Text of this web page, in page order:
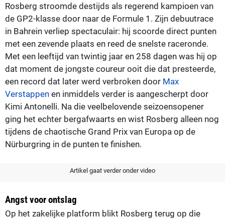
Rosberg stroomde destijds als regerend kampioen van
de GP2-klasse door naar de Formule 1. Zijn debuutrace
in Bahrein verliep spectaculair: hij scoorde direct punten
met een zevende plaats en reed de snelste raceronde.
Met een leeftijd van twintig jaar en 258 dagen was hij op
dat moment de jongste coureur ooit die dat presteerde,
een record dat later werd verbroken door Max
Verstappen en inmiddels verder is aangescherpt door
Kimi Antonelli. Na die veelbelovende seizoensopener
ging het echter bergafwaarts en wist Rosberg alleen nog
tijdens de chaotische Grand Prix van Europa op de
Nürburgring in de punten te finishen.
Artikel gaat verder onder video
Angst voor ontslag
Op het zakelijke platform blikt Rosberg terug op die